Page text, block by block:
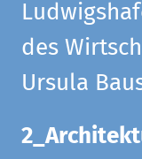
des
Ursula